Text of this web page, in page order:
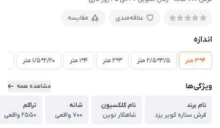
علاقه‌مندی مقایسه
اندازه
4*3 متر 3/5*2/5 متر 3*2 متر 4*1 متر 2/20*1/5 متر
ویژگی‌ها مشاهده همه
نام برند
فرش ستاره کویر یزد
نام کلکسیون
شاهکار نوین
شانه
700 واقعی
تراکم
2550 واقعی